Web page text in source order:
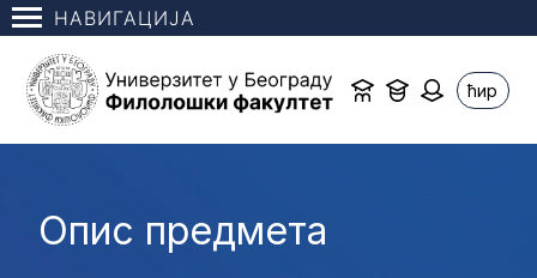
НАВИГАЦИЈА
ћир
Опис предмета